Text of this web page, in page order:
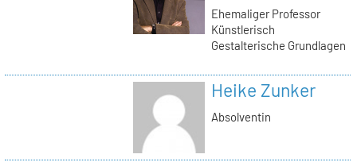
Ehemaliger Professor
Künstlerisch
Gestalterische Grundlagen
Heike Zunker
Absolventin